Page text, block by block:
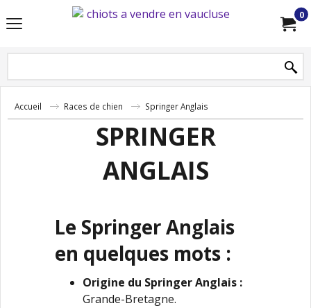
0
Accueil Races de chien Springer Anglais
SPRINGER
ANGLAIS
Le Springer Anglais
en quelques mots :
Origine du Springer Anglais :
Grande-Bretagne.